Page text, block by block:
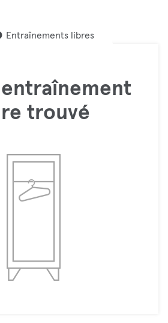
Entraînements libres
trouvé